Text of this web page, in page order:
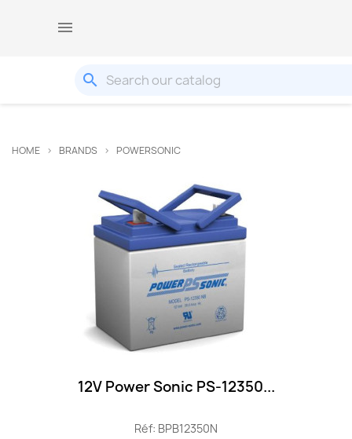

search
HOME BRANDS POWERSONIC
12V Power Sonic PS-12350...
Réf: BPB12350N